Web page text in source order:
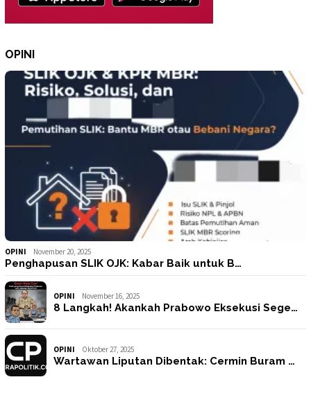
OPINI
OPINI November 20, 2025
Penghapusan SLIK OJK: Kabar Baik untuk B…
OPINI November 16, 2025
8 Langkah! Akankah Prabowo Eksekusi Sege…
OPINI Oktober 27, 2025
Wartawan Liputan Dibentak: Cermin Buram …